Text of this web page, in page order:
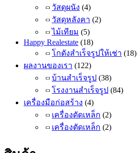
วัสดุผนัง (4)
วัสดุหลังคา (2)
ไม้เทียม (5)
Happy Realestate (18)
โกดังสำเร็จรูปให้เช่า (18)
ผลงานของเรา (122)
บ้านสำเร็จรูป (38)
โรงงานสำเร็จรูป (84)
เครื่องมือก่อสร้าง (4)
เครื่องดัดเหล็ก (2)
เครื่องตัดเหล็ก (2)